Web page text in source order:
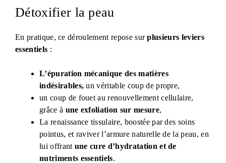
Détoxifier la peau
En pratique, ce déroulement repose surplusieurs leviers
essentiels :
L’épuration mécanique des matières
indésirables, un véritable coup de propre,
un coup de fouet au renouvellement cellulaire,
grâce à une exfoliation sur mesure,
La renaissance tissulaire, boostée par des soins
pointus, et raviver l’armure naturelle de la peau, en
lui offrant une cure d’hydratation et de
nutriments essentiels.